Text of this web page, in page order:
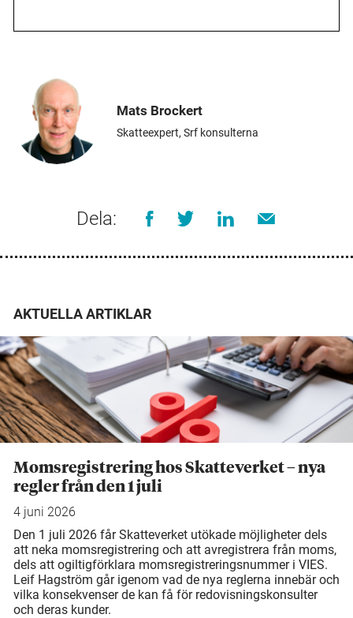
Mats Brockert
Skatteexpert, Srf konsulterna
Dela:
AKTUELLA ARTIKLAR
Momsregistrering hos Skatteverket – nya
regler från den 1 juli
4 juni 2026
Den 1 juli 2026 får Skatteverket utökade möjligheter dels
att neka momsregistrering och att avregistrera från moms,
dels att ogiltigförklara momsregistreringsnummer i VIES.
Leif Hagström går igenom vad de nya reglerna innebär och
vilka konsekvenser de kan få för redovisningskonsulter
och deras kunder.